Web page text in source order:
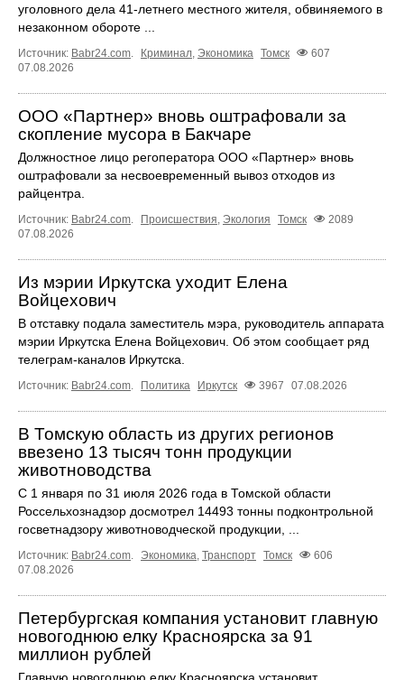
уголовного дела 41-летнего местного жителя, обвиняемого в
незаконном обороте ...
Источник: Babr24.com Криминал Экономика Томск
607
07.08.2026
ООО «Партнер» вновь оштрафовали за
скопление мусора в Бакчаре
Должностное лицо регоператора ООО «Партнер» вновь
оштрафовали за несвоевременный вывоз отходов из
райцентра.
Источник: Babr24.com Происшествия Экология Томск
2089
07.08.2026
Из мэрии Иркутска уходит Елена
Войцехович
В отставку подала заместитель мэра, руководитель аппарата
мэрии Иркутска Елена Войцехович. Об этом сообщает ряд
телеграм‑каналов Иркутска.
Источник: Babr24.com. Политика Иркутск 3967 07.08.2026
В Томскую область из других регионов
ввезено 13 тысяч тонн продукции
животноводства
С 1 января по 31 июля 2026 года в Томской области
Россельхознадзор досмотрел 14493 тонны подконтрольной
госветнадзору животноводческой продукции, ...
Источник: Babr24.com. Экономика, Транспорт Томск
606
07.08.2026
Петербургская компания установит главную
новогоднюю елку Красноярска за 91
миллион рублей